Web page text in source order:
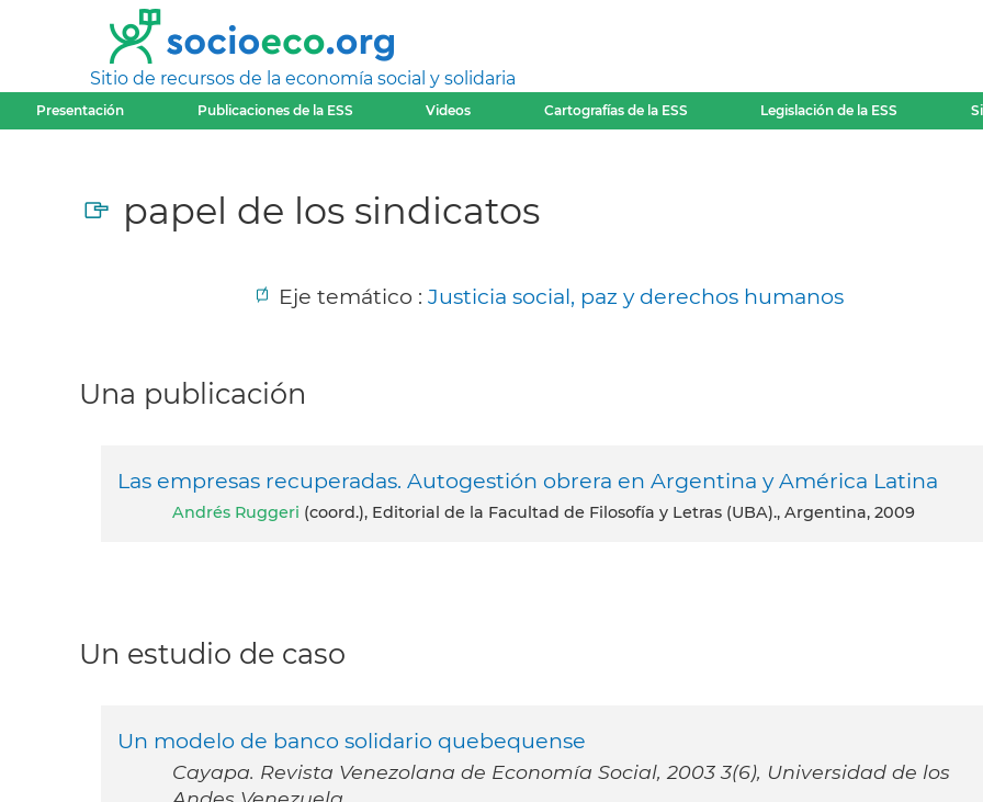
Sitio de recursos de la economía social y solidaria
Presentación Publicaciones de la ESS Videos Cartografías de la ESS Legislación de la ESS
papel de los sindicatos
Eje temático : Justicia social, paz y derechos humanos
Una publicación
Las empresas recuperadas. Autogestión obrera en Argentina y América Latina
Andrés Ruggeri (coord.), Editorial de la Facultad de Filosofía y Letras (UBA)., Argentina, 2009
Un estudio de caso
Un modelo de banco solidario quebequense
Cayapa. Revista Venezolana de Economía Social, 2003 3(6), Universidad de los